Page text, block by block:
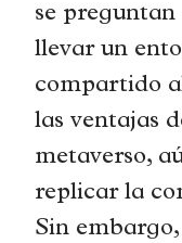
se
llevar un
compartido
las ventajas
metaverso,
replicar la
Sin